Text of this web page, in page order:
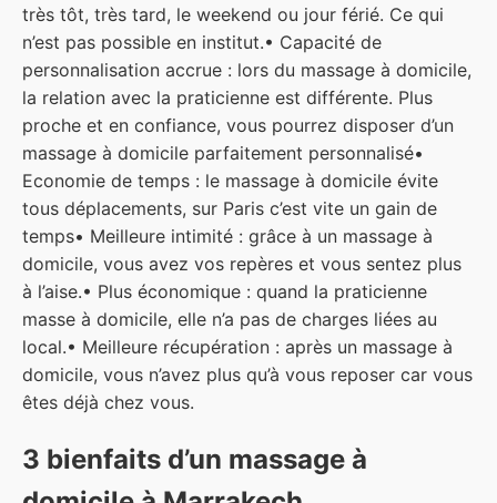
très tôt, très tard, le weekend ou jour férié. Ce qui
n’est pas possible en institut.• Capacité de
personnalisation accrue : lors du massage à domicile,
la relation avec la praticienne est différente. Plus
proche et en confiance, vous pourrez disposer d’un
massage à domicile parfaitement personnalisé•
Economie de temps : le massage à domicile évite
tous déplacements, sur Paris c’est vite un gain de
temps• Meilleure intimité : grâce à un massage à
domicile, vous avez vos repères et vous sentez plus
à l’aise.• Plus économique : quand la praticienne
masse à domicile, elle n’a pas de charges liées au
local.• Meilleure récupération : après un massage à
domicile, vous n’avez plus qu’à vous reposer car vous
êtes déjà chez vous.
3 bienfaits d’un massage à